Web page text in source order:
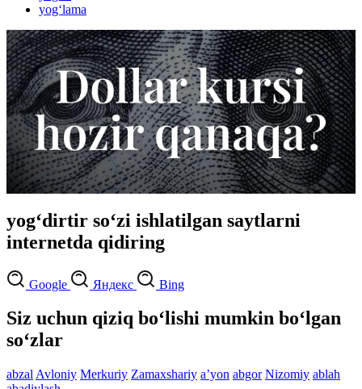
yog‘lama
yog‘dirtir so‘zi ishlatilgan saytlarni
internetda qidiring
Google Яндекс Bing
Siz uchun qiziq bo‘lishi mumkin bo‘lgan
so‘zlar
abzal Avloniy Merkuriy Zamaxshariy aʼyon abgor Nizomiy ablah